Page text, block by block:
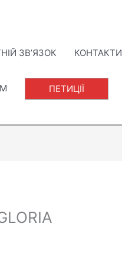
ЗВ’ЯЗОК КОНТАКТИ
ПЕТИЦІЇ